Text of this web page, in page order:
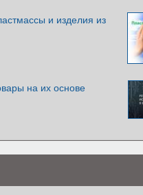
и изделия из
на их основе